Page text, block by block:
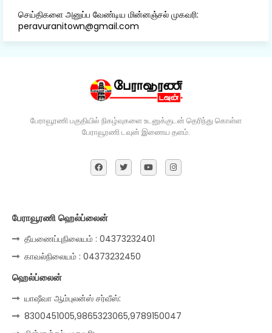
செய்திகளை அனுப்ப வேண்டிய மின்னஞ்சல் முகவரி:
peravuranitown@gmail.com
பேராவூரணி பகுதியில் நிகழ்வுகளை உடனுக்குடன் தெரிந்து கொள்ள
பேராவூரணி டவுன் இணைய தளம்.
பேராவூரணி ஹெல்ப்லைன்
தீயணைப்புநிலையம் : 04373232401
காவல்நிலையம் : 04373232450
ஹெல்ப்லைன்
யாஷீவா ஆம்புலன்ஸ் சர்வீஸ்:
8300451005,9865323065,9789150047